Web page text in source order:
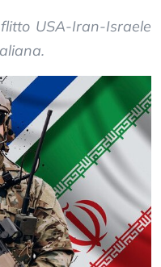
USA-Iran-Israele